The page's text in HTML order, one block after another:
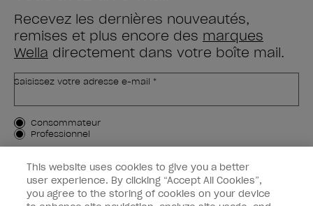
Recevez les dernières nouveautés,
remises et plus encore des marques
Wella directement dans votre boîte mail.
Saisissez votre adresse e-mail *
Type de client
Consommateur
Professionnel
M'INSCRIRE
Informations clients
This website uses cookies to give you a better
user experience. By clicking “Accept All Cookies”,
you agree to the storing of cookies on your device